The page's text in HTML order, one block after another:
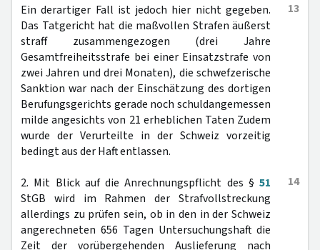
13
Ein derartiger Fall ist jedoch hier nicht gegeben.
Das Tatgericht hat die maßvollen Strafen äußerst
straff zusammengezogen (drei Jahre
Gesamtfreiheitsstrafe bei einer Einsatzstrafe von
zwei Jahren und drei Monaten), die schwefzerische
Sanktion war nach der Einschätzung des dortigen
Berufungsgerichts gerade noch schuldangemessen
milde angesichts von 21 erheblichen Taten Zudem
wurde der Verurteilte in der Schweiz vorzeitig
bedingt aus der Haft entlassen.
14
2. Mit Blick auf die Anrechnungspflicht des § 51
StGB wird im Rahmen der Strafvollstreckung
allerdings zu prüfen sein, ob in den in der Schweiz
angerechneten 656 Tagen Untersuchungshaft die
Zeit der vorübergehenden Auslieferung nach